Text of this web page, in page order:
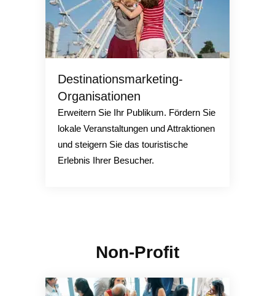
Destinationsmarketing-
Organisationen
Erweitern Sie Ihr Publikum. Fördern Sie
lokale Veranstaltungen und Attraktionen
und steigern Sie das touristische
Erlebnis Ihrer Besucher.
Non-Profit